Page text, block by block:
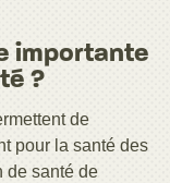
importante
?
de
pour la santé des
de santé de